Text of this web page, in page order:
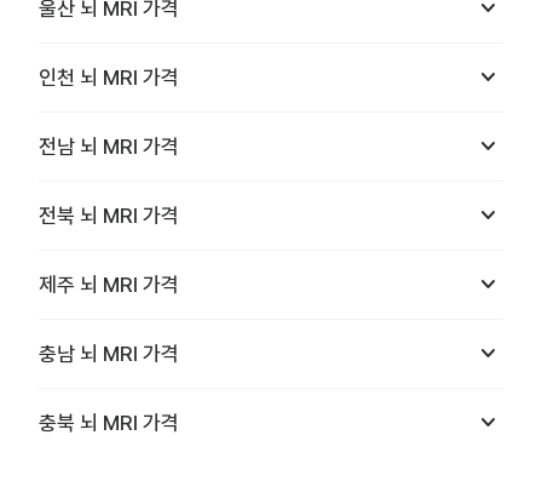
울산 뇌 MRI 가격 keyboard_arrow_down
인천 뇌 MRI 가격 keyboard_arrow_down
전남 뇌 MRI 가격 keyboard_arrow_down
전북 뇌 MRI 가격 keyboard_arrow_down
제주 뇌 MRI 가격 keyboard_arrow_down
충남 뇌 MRI 가격 keyboard_arrow_down
충북 뇌 MRI 가격 keyboard_arrow_down